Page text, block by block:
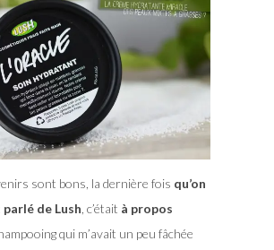
sont bons, la dernière fois qu’on
de Lush , c’était à propos
qui m’avait un peu fâchée